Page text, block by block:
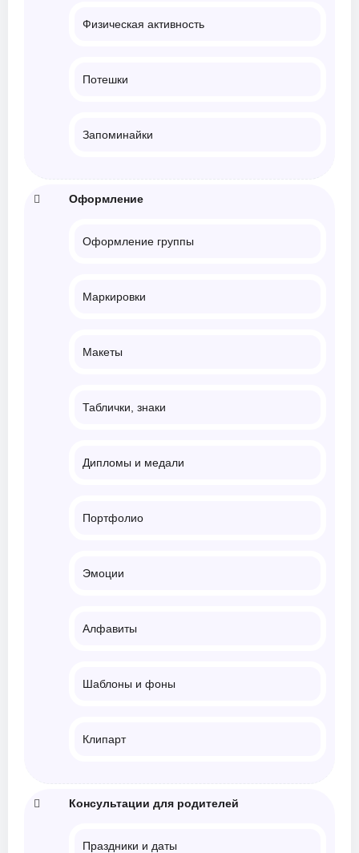
Физическая активность
Потешки
Запоминайки
Оформление
Оформление группы
Маркировки
Макеты
Таблички, знаки
Дипломы и медали
Портфолио
Эмоции
Алфавиты
Шаблоны и фоны
Клипарт
Консультации для родителей
Праздники и даты